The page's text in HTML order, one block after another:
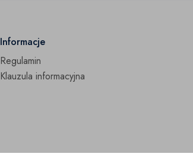
Informacje
Regulamin
Klauzula informacyjna